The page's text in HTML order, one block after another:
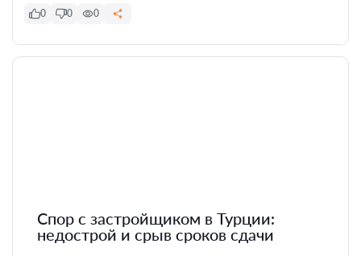
0 0 0
Спор с застройщиком в Турции:
недострой и срыв сроков сдачи